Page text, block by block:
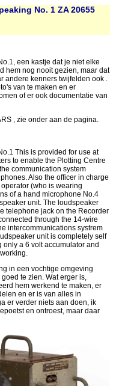
No. 1 ZA 20655
een kastje dat je niet elke
hem nog nooit gezien, maar dat
andere kenners twijfelden ook .
van te maken en er
of er ook documentatie van
, zie onder aan de pagina.
This is provided for use at
to enable the Plotting Centre
communication system
Also the officer in charge
(who is wearing
of a hand microphone No.4
unit. The loudspeaker
telephone jack on the Recorder
through the 14-wire
intercommunications systrem
unit is completely self
a 6 volt accumulator and
in een vochtige omgeving
te zien. Wat erger is,
hem werkend te maken, er
en er is van alles in
er verder niets aan doen, ik
en ontroest, maar daar